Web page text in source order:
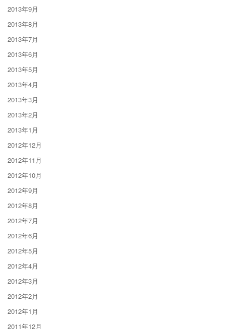
2013年9月
2013年8月
2013年7月
2013年6月
2013年5月
2013年4月
2013年3月
2013年2月
2013年1月
2012年12月
2012年11月
2012年10月
2012年9月
2012年8月
2012年7月
2012年6月
2012年5月
2012年4月
2012年3月
2012年2月
2012年1月
2011年12月